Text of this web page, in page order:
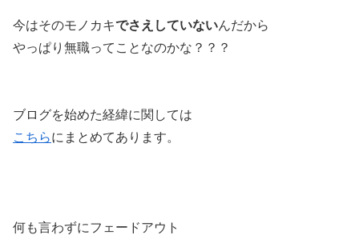
今はそのモノカキでさえしていないんだから
やっぱり無職ってことなのかな？？？
ブログを始めた経緯に関しては
こちらにまとめてあります。
何も言わずにフェードアウト